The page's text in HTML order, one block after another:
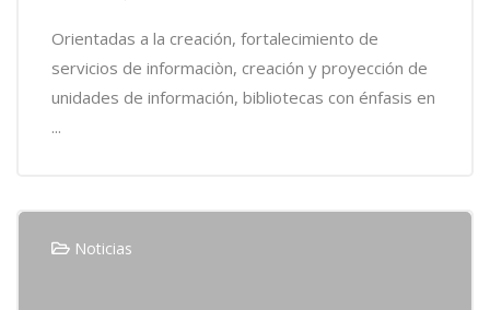
Orientadas a la creación, fortalecimiento de
servicios de informaciòn, creación y proyección de
unidades de información, bibliotecas con énfasis en
...
Noticias